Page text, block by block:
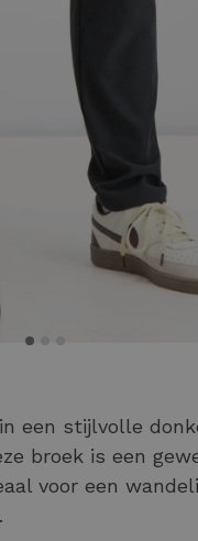
een stijlvolle
broek is een
voor een